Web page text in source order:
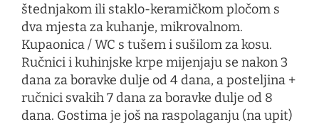
štednjakom ili staklo-keramičkom pločom s
dva mjesta za kuhanje, mikrovalnom.
Kupaonica / WC s tušem i sušilom za kosu.
Ručnici i kuhinjske krpe mijenjaju se nakon 3
dana za boravke dulje od 4 dana, a posteljina +
ručnici svakih 7 dana za boravke dulje od 8
dana. Gostima je još na raspolaganju (na upit)